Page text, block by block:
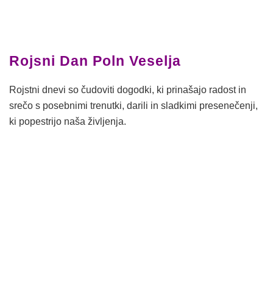
Rojsni Dan Poln Veselja
Rojstni dnevi so čudoviti dogodki, ki prinašajo radost in
srečo s posebnimi trenutki, darili in sladkimi presenečenji,
ki popestrijo naša življenja.